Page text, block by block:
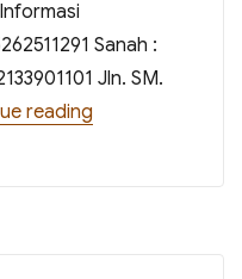
Sanah :
Jln. SM.
reading“UPGRADE